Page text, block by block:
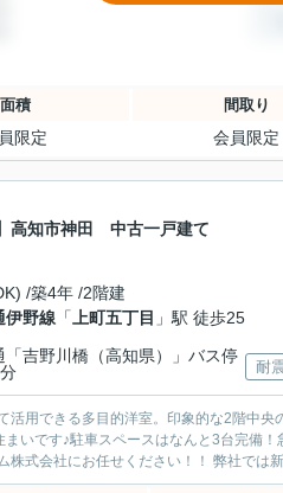
面積 間取り
限定 会員限定
高知市神田 中古一戸建て
/築4年 /2階建
伊野線 「 上町五丁目 」駅 徒歩25
「吉野川橋（高知県）」バス停
耐
用できる多目的洋室。印象的な2階中
いです♪駐車スペースはなんと3台完備
式会社にお任せください！！ 弊社では